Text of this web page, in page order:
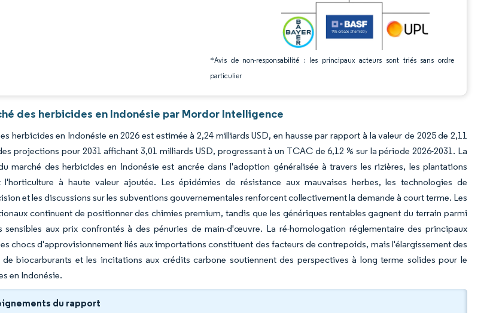
*Avis de non-responsabilité : les principaux acteurs sont triés sans ordre
particulier
des herbicides en Indonésie par Mordor Intelligence
herbicides en Indonésie en 2026 est estimée à 2,24 milliards USD, en hausse par rapport à la valeur de 2025 de 2,11
projections pour 2031 affichant 3,01 milliards USD, progressant à un TCAC de 6,12 % sur la période 2026-2031. La
marché des herbicides en Indonésie est ancrée dans l'adoption généralisée à travers les rizières, les plantations
à haute valeur ajoutée. Les épidémies de résistance aux mauvaises herbes, les technologies de
et les discussions sur les subventions gouvernementales renforcent collectivement la demande à court terme. Les
continuent de positionner des chimies premium, tandis que les génériques rentables gagnent du terrain parmi
sensibles aux prix confrontés à des pénuries de main-d'œuvre. La ré-homologation réglementaire des principaux
chocs d'approvisionnement liés aux importations constituent des facteurs de contrepoids, mais l'élargissement des
biocarburants et les incitations aux crédits carbone soutiennent des perspectives à long terme solides pour le
en Indonésie.
du rapport